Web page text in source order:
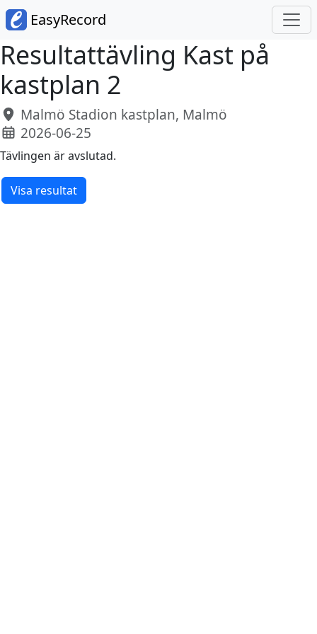
EasyRecord
Resultattävling Kast på
kastplan 2
Malmö Stadion kastplan, Malmö
2026-06-25
Tävlingen är avslutad.
Visa resultat